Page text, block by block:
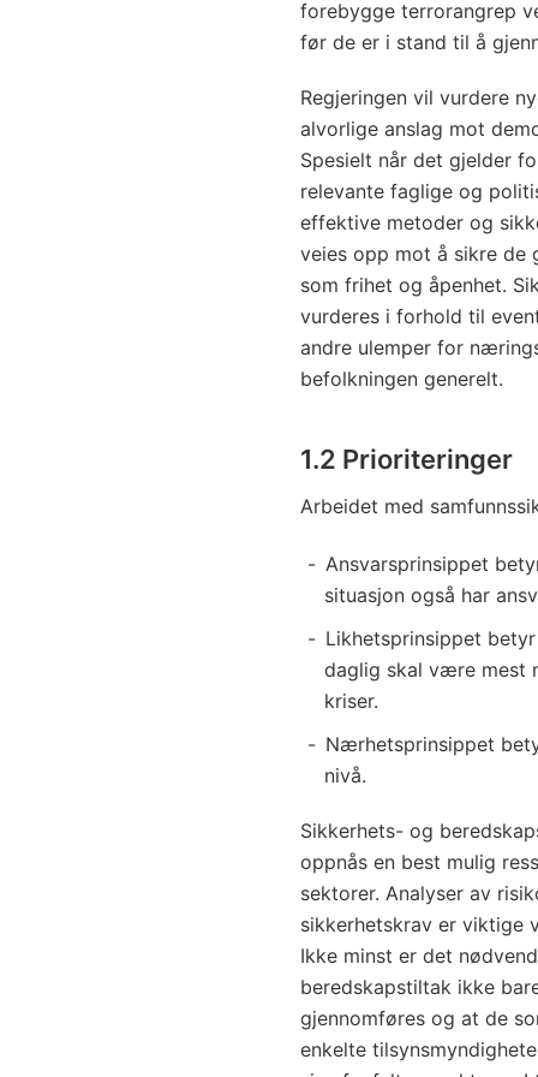
forebygge terrorangrep
før de er i stand til å
Regjeringen vil vurdere
alvorlige anslag mot
Spesielt når det gjelder
relevante faglige og
effektive metoder og
veies opp mot å sikre de
som frihet og åpenhet.
vurderes i forhold til
andre ulemper for
befolkningen generelt.
1.2 Prioriteringer
Arbeidet med
Ansvarsprinsippet
situasjon også har
Likhetsprinsippet
daglig skal være mest
kriser.
Nærhetsprinsippet
nivå.
Sikkerhets- og
oppnås en best mulig
sektorer. Analyser av
sikkerhetskrav er viktige
Ikke minst er det
beredskapstiltak ikke
gjennomføres og at de
enkelte